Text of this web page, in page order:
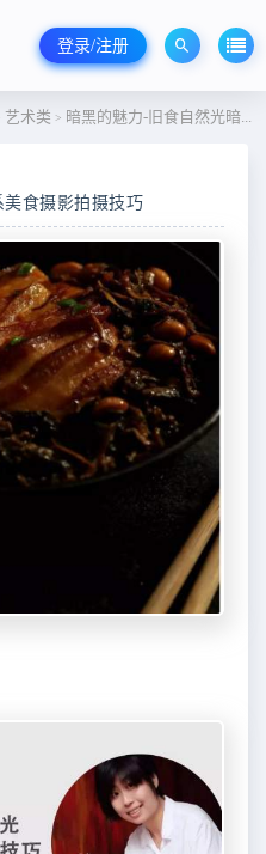
登录/注册
艺术类 > 暗黑的魅力-旧食自然光暗黑系美食摄影拍摄技巧
食摄影拍摄技巧